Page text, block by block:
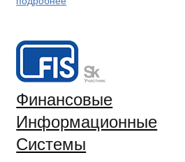
Финансовые
Информационные
Системы